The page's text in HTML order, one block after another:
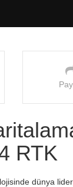
RTK
dünya